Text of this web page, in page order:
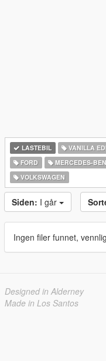
LASTEBIL VANILLA
FORD
MERCEDES-
VOLKSWAGEN
Siden: I går
Ingen filer funnet,
Designed in Alderney
Made in Los Santos